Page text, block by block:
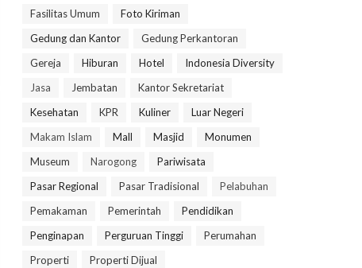
Fasilitas Umum
Foto Kiriman
Gedung dan Kantor
Gedung Perkantoran
Gereja
Hiburan Hotel
Indonesia Diversity
Jasa
Jembatan
Kantor Sekretariat
Kesehatan
KPR Kuliner
Luar Negeri
Makam Islam
Mall Masjid
Monumen
Museum
Narogong
Pariwisata
Pasar Regional
Pasar Tradisional
Pelabuhan
Pemakaman
Pemerintah
Pendidikan
Penginapan
Perguruan Tinggi
Perumahan
Properti
Properti Dijual